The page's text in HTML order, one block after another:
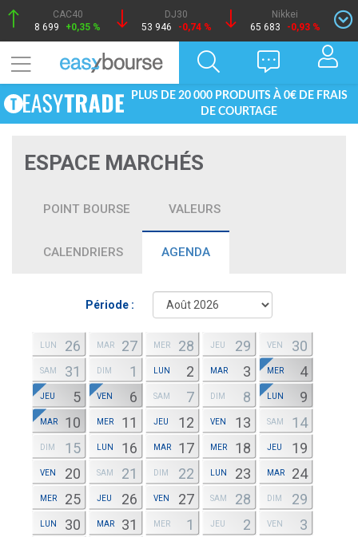
CAC40
8 699
+0,35 %
DJ30
53 946
-0,74 %
Nikkei
65 683
-0,93 %
PLUS DE 20 000 PRODUITS À 0€ DE FRAIS
DE COURTAGE
ESPACE MARCHÉS
POINT BOURSE VALEURS
CALENDRIERS AGENDA
Période :
LUN 26 MAR 27 MER 28 JEU 29 VEN 30
SAM 31 DIM 1 LUN 2 MAR 3 MER 4
JEU 5 VEN 6 SAM 7 DIM 8 LUN 9
MAR 10 MER 11 JEU 12 VEN 13 SAM 14
DIM 15 LUN 16 MAR 17 MER 18 JEU 19
VEN 20 SAM 21 DIM 22 LUN 23 MAR 24
MER 25 JEU 26 VEN 27 SAM 28 DIM 29
LUN 30 MAR 31 MER 1 JEU 2 VEN 3